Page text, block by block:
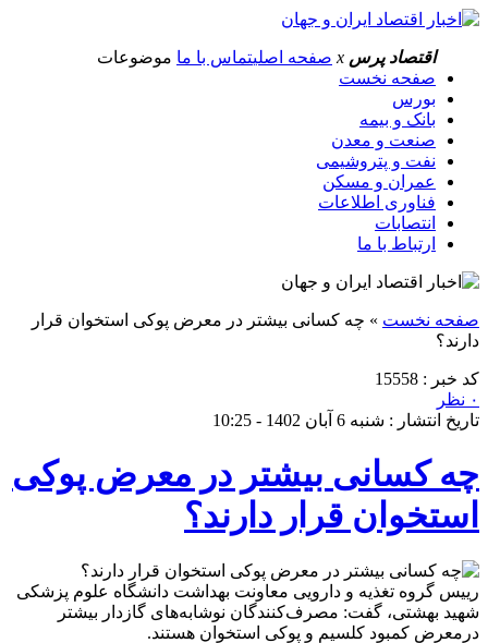
اقتصاد پرس x صفحه اصلیتماس با ما موضوعات
صفحه نخست
بورس
بانک و بیمه
صنعت و معدن
نفت و پتروشیمی
عمران و مسکن
فناوری اطلاعات
انتصابات
ارتباط با ما
صفحه نخست » چه کسانی بیشتر در معرض پوکی استخوان قرار
دارند؟
کد خبر : 15558
۰ نظر
تاریخ انتشار : شنبه 6 آبان 1402 - 10:25
چه کسانی بیشتر در معرض پوکی
استخوان قرار دارند؟
رییس گروه تغذیه و دارویی معاونت بهداشت دانشگاه علوم پزشکی
شهید بهشتی، گفت: مصرف‌کنندگان نوشابه‌های گازدار بیشتر
درمعرض کمبود کلسیم و پوکی استخوان هستند.